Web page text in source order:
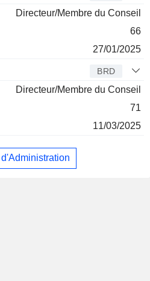
Directeur/Membre du Conseil
66
27/01/2025
BRD
Directeur/Membre du Conseil
71
11/03/2025